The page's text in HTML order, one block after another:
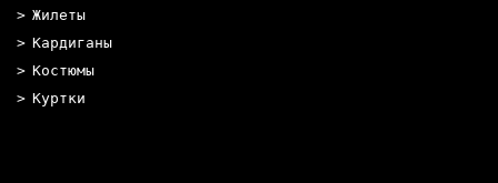
Жилеты
Кардиганы
Костюмы
Куртки